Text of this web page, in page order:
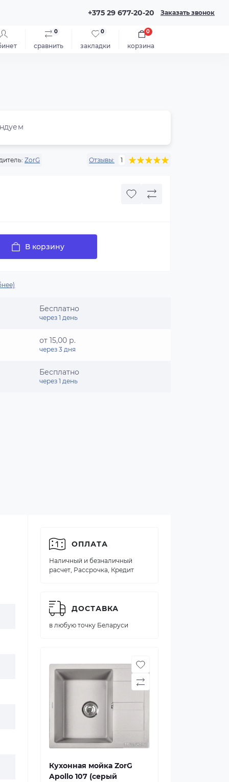
+375 29 677-20-20 Заказать звонок
сравнить
0
закладки
0
корзина
0
ZorG Отзывы: 1
В корзину
Бесплатно
через 1 день
от 15,00 р.
через 3 дня
Бесплатно
через 1 день
ОПЛАТА
Наличный и безналичный
расчет, Рассрочка, Кредит
ДОСТАВКА
в любую точку Беларуси
Кухонная мойка ZorG
Apollo 107 (серый